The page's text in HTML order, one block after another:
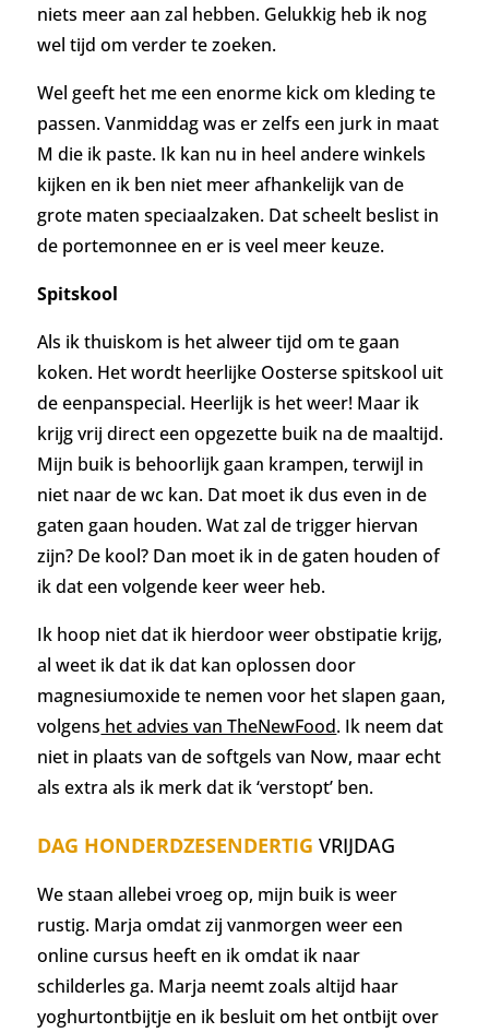
niets meer aan zal hebben. Gelukkig heb ik nog
wel tijd om verder te zoeken.
Wel geeft het me een enorme kick om kleding te
passen. Vanmiddag was er zelfs een jurk in maat
M die ik paste. Ik kan nu in heel andere winkels
kijken en ik ben niet meer afhankelijk van de
grote maten speciaalzaken. Dat scheelt beslist in
de portemonnee en er is veel meer keuze.
Spitskool
Als ik thuiskom is het alweer tijd om te gaan
koken. Het wordt heerlijke Oosterse spitskool uit
de eenpanspecial. Heerlijk is het weer! Maar ik
krijg vrij direct een opgezette buik na de maaltijd.
Mijn buik is behoorlijk gaan krampen, terwijl in
niet naar de wc kan. Dat moet ik dus even in de
gaten gaan houden. Wat zal de trigger hiervan
zijn? De kool? Dan moet ik in de gaten houden of
ik dat een volgende keer weer heb.
Ik hoop niet dat ik hierdoor weer obstipatie krijg,
al weet ik dat ik dat kan oplossen door
magnesiumoxide te nemen voor het slapen gaan,
volgens het advies van TheNewFood. Ik neem dat
niet in plaats van de softgels van Now, maar echt
als extra als ik merk dat ik ‘verstopt’ ben.
DAG HONDERDZESENDERTIGVRIJDAG
We staan allebei vroeg op, mijn buik is weer
rustig. Marja omdat zij vanmorgen weer een
online cursus heeft en ik omdat ik naar
schilderles ga. Marja neemt zoals altijd haar
yoghurtontbijtje en ik besluit om het ontbijt over